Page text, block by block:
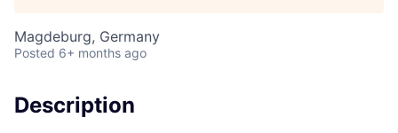
Magdeburg, Germany
Posted 6+ months ago
Description